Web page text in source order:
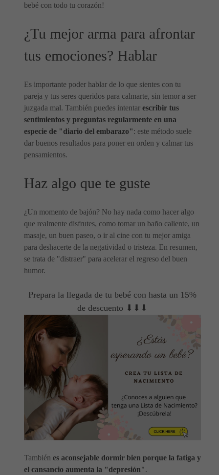
bebé con todo tu corazón!
¿Tu mejor arma para afrontar
tus emociones? Hablar
Es importante poder hablar de lo que sientes con tu
pareja y tus seres queridos para calmarte, sin temor a ser
juzgada mal. También puedes intentar escribir tus
sentimientos y preguntas regularmente en una
especie de "diario del embarazo": este método suele
dar buenos resultados para poner en orden y calmar tus
pensamientos.
Haz algo que te guste
¿Un momento de bajón? No hay nada como hacer algo
que realmente disfrutes, como tomar un baño caliente, un
masaje, un buen paseo, o ir al cine con tu mejor amiga
para deshacerte de la negatividad o tristeza. En resumen,
se trata de "distraer" para acelerar el regreso del buen
humor.
Prepara la llegada de tu bebé con hasta un 15%
de descuento ⬇⬇⬇
También es aconsejable dormir bien porque la fatiga y
el cansancio aumenta la "depresión".